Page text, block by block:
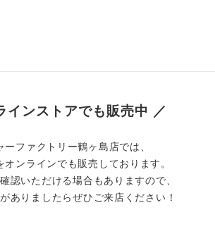
インストアでも販売中 ／
ーファクトリー鶴ヶ島店では、
オンラインでも販売しております。
認いただける場合もありますので、
ありましたらぜひご来店ください！